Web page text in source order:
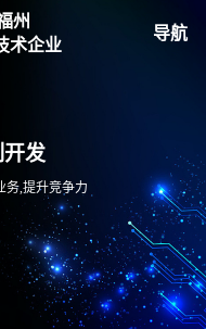
州
术企业
导航
发
务,提升竞争力